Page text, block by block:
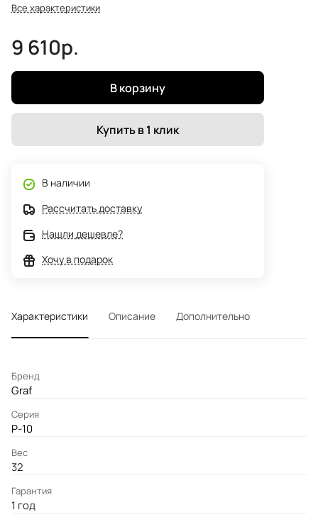
Все характеристики
9 610р.
В корзину
Купить в 1 клик
В наличии
Рассчитать доставку
Нашли дешевле?
Хочу в подарок
Характеристики Описание Дополнительно
Бренд
Graf
Серия
P-10
Вес
32
Гарантия
1 год